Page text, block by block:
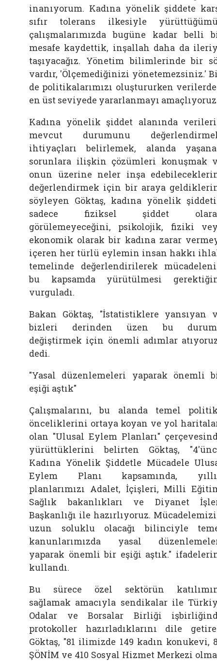
inanıyorum. Kadına yönelik şiddete
sıfır tolerans ilkesiyle
çalışmalarımızda bugüne kadar belli
mesafe kaydettik, inşallah daha da
taşıyacağız. Yönetim bilimlerinde bir
vardır, 'Ölçemediğinizi yönetemezsiniz.'
de politikalarımızı oluştururken
en üst seviyede yararlanmayı
Kadına yönelik şiddet alanında
mevcut durumunu
ihtiyaçları belirlemek, alanda
sorunlara ilişkin çözümleri konuşmak
onun üzerine neler inşa
değerlendirmek için bir araya
söyleyen Göktaş, kadına yönelik
sadece fiziksel şiddet
görülemeyeceğini, psikolojik, fiziki
ekonomik olarak bir kadına zarar
içeren her türlü eylemin insan hakkı
temelinde değerlendirilerek
bu kapsamda yürütülmesi
vurguladı.
Bakan Göktaş, "İstatistiklere yansıyan
bizleri derinden üzen bu
değiştirmek için önemli adımlar
dedi.
"Yasal düzenlemeleri yaparak önemli
eşiği aştık"
Çalışmalarını, bu alanda temel
önceliklerini ortaya koyan ve yol
olan "Ulusal Eylem Planları"
yürüttüklerini belirten Göktaş,
Kadına Yönelik Şiddetle Mücadele
Eylem Planı kapsamında,
planlarımızı Adalet, İçişleri, Milli
Sağlık bakanlıkları ve Diyanet
Başkanlığı ile hazırlıyoruz.
uzun soluklu olacağı bilinciyle
kanunlarımızda yasal
yaparak önemli bir eşiği aştık."
kullandı.
Bu sürece özel sektörün
sağlamak amacıyla sendikalar ile
Odalar ve Borsalar Birliği
protokoller hazırladıklarını dile
Göktaş, "81 ilimizde 149 kadın konukevi,
ŞÖNİM ve 410 Sosyal Hizmet Merkezi